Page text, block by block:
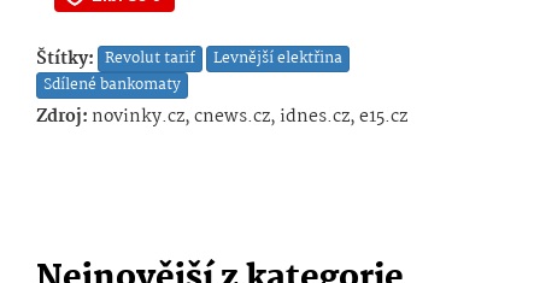
Štítky: Revolut tarif
Levnější elektřina
Sdílené bankomaty
Zdroj: novinky.cz, cnews.cz, idnes.cz, e15.cz